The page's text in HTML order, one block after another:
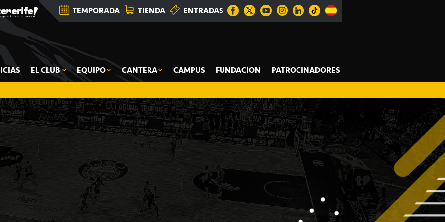
TEMPORADA TIENDA ENTRADAS
EL CLUB EQUIPO CANTERA CAMPUS FUNDACION PATROCINADORES